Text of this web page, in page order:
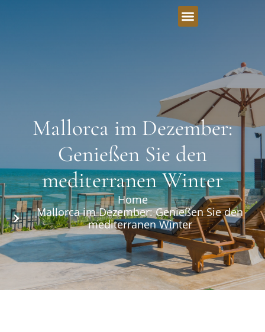
Mallorca im Dezember:
Genießen Sie den
mediterranen Winter
Home
Mallorca im Dezember: Genießen Sie den
mediterranen Winter